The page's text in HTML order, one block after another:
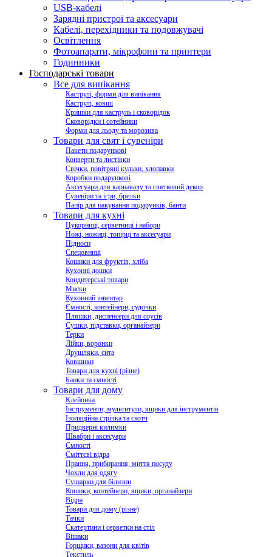
USB-кабелі
Зарядні пристрої та аксесуари
Кабелі, перехідники та подовжувачі
Освітлення
Фотоапарати, мікрофони та принтери
Годинники
Господарські товари
Все для випікання
Каструлі, форми для випікання
Каструлі, ковші
Кришки для каструль і сковорідок
Сковорідки і сотейники
Форми для льоду та морозива
Товари для свят і сувеніри
Пакети подарункові
Конверти та листівки
Свічки, повітряні кульки, хлопавки
Коробки подарункові
Аксесуари для карнавалу та святковий декор
Сувеніри та ігри, брелки
Папір для пакування подарунків, банти
Товари для кухні
Цукорниці, серветниці і набори
Ножі, ножиці, топірці та аксесуари
Підноси
Спецовниці
Кошики для фруктів, хліба
Кухонні дошки
Кондитерські товари
Миски
Кухонний інвентар
Ємності, контейнери, судочки
Пляшки, диспенсери для соусів
Сушки, підставки, органайзери
Терки
Лійки, воронки
Друшляки, сита
Ковшики
Товари для кухні (різне)
Банки та ємності
Товари для дому
Клейонка
Інструменти, мультитули, ящики для інструментів
Ізоляційна стрічка та скотч
Придверні килимки
Швабри і аксесуари
Ємності
Сміттєві відра
Прання, прибирання, миття посуду
Чохли для одягу
Сушарки для білизни
Кошики, контейнери, ящики, органайзери
Відра
Товари для дому (різне)
Тачки
Скатертини і серветки на стіл
Вішаки
Горщики, вазони для квітів
Текстиль